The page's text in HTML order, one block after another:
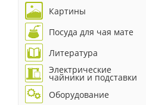
Картины
Посуда для чая мате
Литература
Электрические
чайники и подставки
Оборудование